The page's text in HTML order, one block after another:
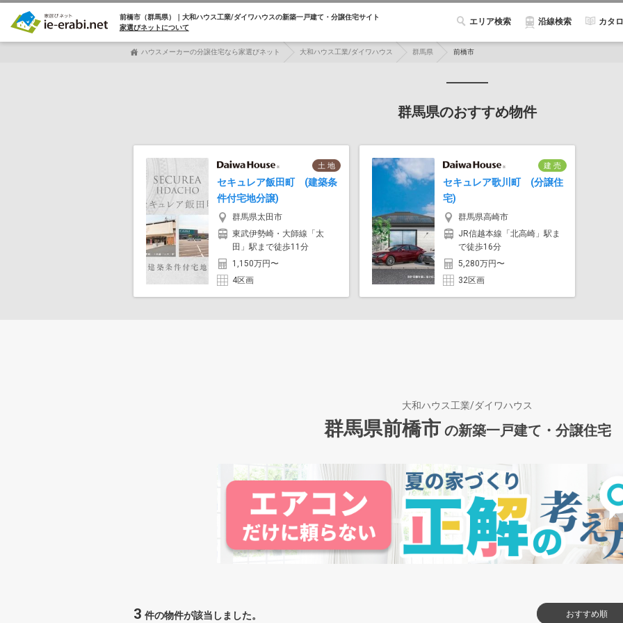
前橋市（群馬県）｜大和ハウス工業/ダイワハウスの新築一戸建て・分譲住宅サイト
家選びネットについて
エリア検索 沿線検索 カタ
ハウスメーカーの分譲住宅なら家選びネット 大和ハウス工業/ダイワハウス 群馬県 前橋市
群馬県のおすすめ物件
土 地
セキュレア飯田町 (建築条
件付宅地分譲)
群馬県太田市
東武伊勢崎・大師線「太
田」駅まで徒歩11分
1,150万円〜
4区画
建 売
セキュレア歌川町 (分譲住
宅)
群馬県高崎市
JR信越本線「北高崎」駅ま
で徒歩16分
5,280万円〜
32区画
大和ハウス工業/ダイワハウス
群馬県前橋市 の新築一戸建て・分譲住宅
3 件の物件が該当しました。 おすすめ順